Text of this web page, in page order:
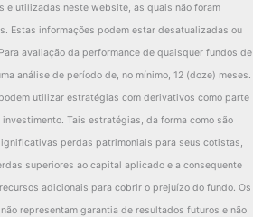
e utilizadas neste website, as quais não foram
Estas informações podem estar desatualizadas ou
avaliação da performance de quaisquer fundos de
análise de período de, no mínimo, 12 (doze) meses.
utilizar estratégias com derivativos como parte
Tais estratégias, da forma como são
perdas patrimoniais para seus cotistas,
superiores ao capital aplicado e a consequente
adicionais para cobrir o prejuízo do fundo. Os
representam garantia de resultados futuros e não